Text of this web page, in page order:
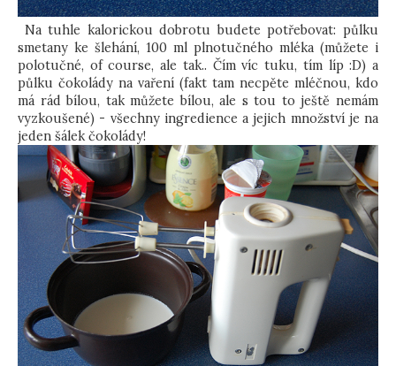
Na tuhle kalorickou dobrotu budete potřebovat: půlku
smetany ke šlehání, 100 ml plnotučného mléka (můžete i
polotučné, of course, ale tak.. Čím víc tuku, tím líp :D) a
půlku čokolády na vaření (fakt tam necpěte mléčnou, kdo
má rád bílou, tak můžete bílou, ale s tou to ještě nemám
vyzkoušené) - všechny ingredience a jejich množství je na
jeden šálek čokolády!